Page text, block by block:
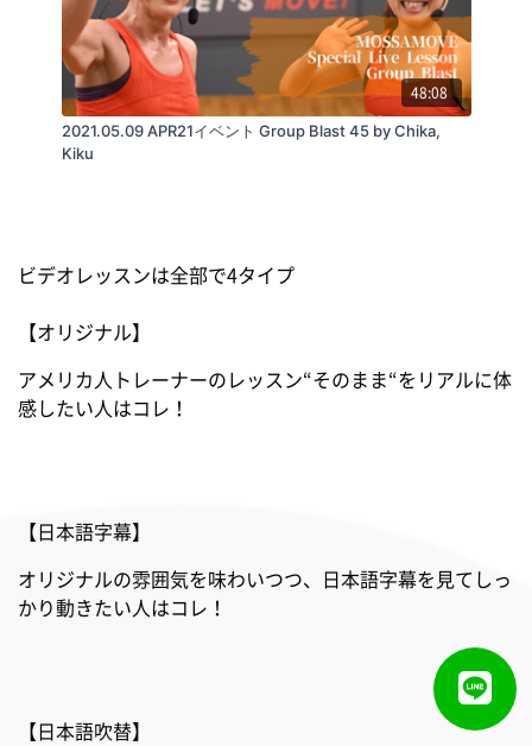
48:08
2021.05.09 APR21イベント Group Blast 45 by Chika,
Kiku
ビデオレッスンは全部で4タイプ
【オリジナル】
アメリカ人トレーナーのレッスン“そのまま“をリアルに体
感したい人はコレ！
【日本語字幕】
オリジナルの雰囲気を味わいつつ、日本語字幕を見てしっ
かり動きたい人はコレ！
【日本語吹替】